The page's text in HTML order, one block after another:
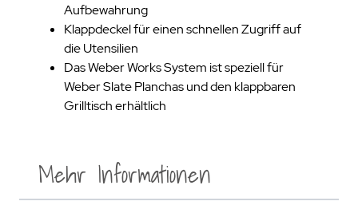
Aufbewahrung
Klappdeckel für einen schnellen Zugriff auf
die Utensilien
Das Weber Works System ist speziell für
Weber Slate Planchas und den klappbaren
Grilltisch erhältlich
Mehr Informationen